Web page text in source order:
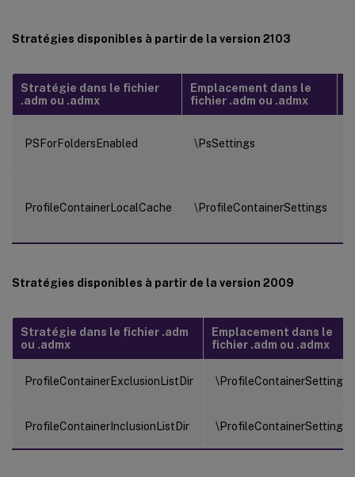
Stratégies disponibles à partir de la version 2103
Stratégie dans le fichier
.adm ou .admx
Emplacement dans le
fichier .adm ou .admx
PSForFoldersEnabled \PsSettings
ProfileContainerLocalCache \ProfileContainerSettings
Stratégies disponibles à partir de la version 2009
Stratégie dans le fichier .adm
ou .admx
Emplacement dans le
fichier .adm ou .admx
ProfileContainerExclusionListDir \ProfileContainerSettings
ProfileContainerInclusionListDir \ProfileContainerSettings